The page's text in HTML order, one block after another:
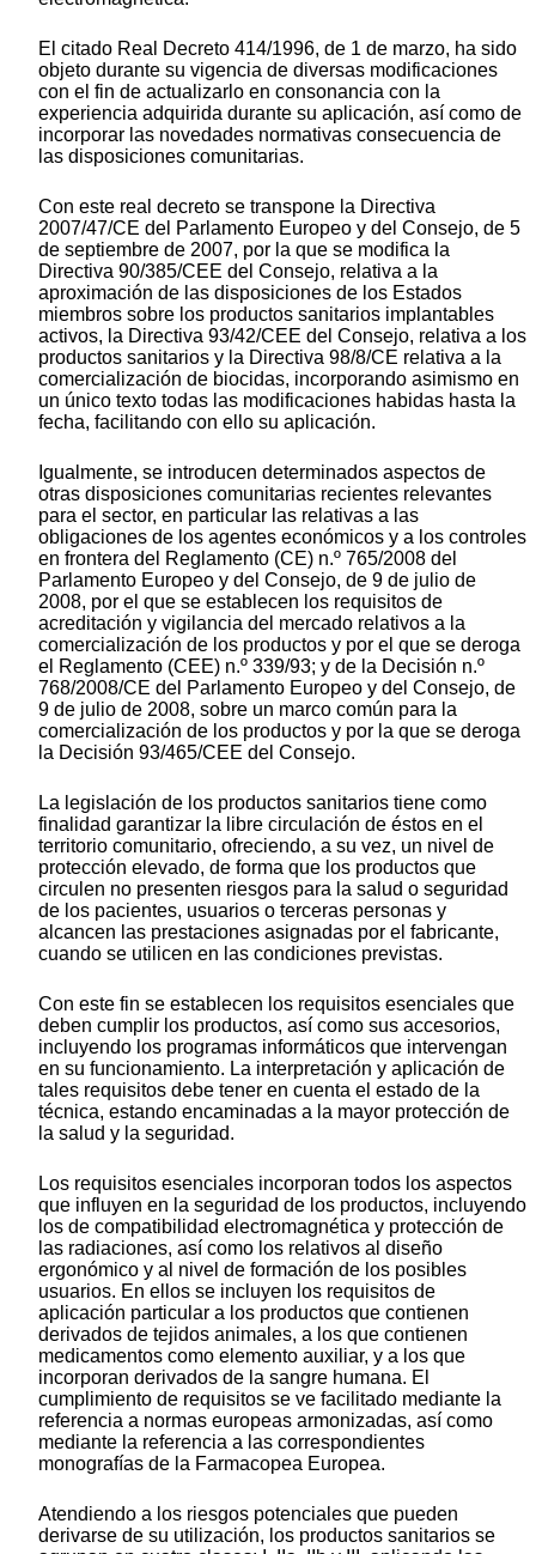
El citado Real Decreto 414/1996, de 1 de marzo, ha sido
objeto durante su vigencia de diversas modificaciones
con el fin de actualizarlo en consonancia con la
experiencia adquirida durante su aplicación, así como de
incorporar las novedades normativas consecuencia de
las disposiciones comunitarias.
Con este real decreto se transpone la Directiva
2007/47/CE del Parlamento Europeo y del Consejo, de 5
de septiembre de 2007, por la que se modifica la
Directiva 90/385/CEE del Consejo, relativa a la
aproximación de las disposiciones de los Estados
miembros sobre los productos sanitarios implantables
activos, la Directiva 93/42/CEE del Consejo, relativa a los
productos sanitarios y la Directiva 98/8/CE relativa a la
comercialización de biocidas, incorporando asimismo en
un único texto todas las modificaciones habidas hasta la
fecha, facilitando con ello su aplicación.
Igualmente, se introducen determinados aspectos de
otras disposiciones comunitarias recientes relevantes
para el sector, en particular las relativas a las
obligaciones de los agentes económicos y a los controles
en frontera del Reglamento (CE) n.º 765/2008 del
Parlamento Europeo y del Consejo, de 9 de julio de
2008, por el que se establecen los requisitos de
acreditación y vigilancia del mercado relativos a la
comercialización de los productos y por el que se deroga
el Reglamento (CEE) n.º 339/93; y de la Decisión n.º
768/2008/CE del Parlamento Europeo y del Consejo, de
9 de julio de 2008, sobre un marco común para la
comercialización de los productos y por la que se deroga
la Decisión 93/465/CEE del Consejo.
La legislación de los productos sanitarios tiene como
finalidad garantizar la libre circulación de éstos en el
territorio comunitario, ofreciendo, a su vez, un nivel de
protección elevado, de forma que los productos que
circulen no presenten riesgos para la salud o seguridad
de los pacientes, usuarios o terceras personas y
alcancen las prestaciones asignadas por el fabricante,
cuando se utilicen en las condiciones previstas.
Con este fin se establecen los requisitos esenciales que
deben cumplir los productos, así como sus accesorios,
incluyendo los programas informáticos que intervengan
en su funcionamiento. La interpretación y aplicación de
tales requisitos debe tener en cuenta el estado de la
técnica, estando encaminadas a la mayor protección de
la salud y la seguridad.
Los requisitos esenciales incorporan todos los aspectos
que influyen en la seguridad de los productos, incluyendo
los de compatibilidad electromagnética y protección de
las radiaciones, así como los relativos al diseño
ergonómico y al nivel de formación de los posibles
usuarios. En ellos se incluyen los requisitos de
aplicación particular a los productos que contienen
derivados de tejidos animales, a los que contienen
medicamentos como elemento auxiliar, y a los que
incorporan derivados de la sangre humana. El
cumplimiento de requisitos se ve facilitado mediante la
referencia a normas europeas armonizadas, así como
mediante la referencia a las correspondientes
monografías de la Farmacopea Europea.
Atendiendo a los riesgos potenciales que pueden
derivarse de su utilización, los productos sanitarios se